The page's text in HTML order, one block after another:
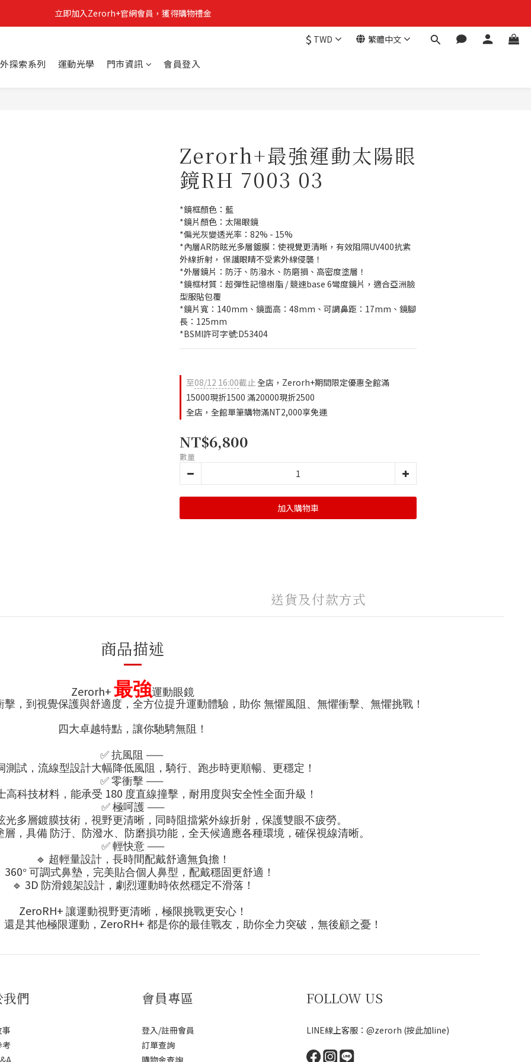
立即加入Zerorh+官網會員，獲得購物禮金
立即加入Zerorh+官網會員，獲得購物禮金
立即加入Zerorh+官網會員，獲得購物禮金
$ TWD 繁體中文
探索系列 運動光學 門市資訊 會員登入
Zerorh+最強運動太陽眼
鏡RH 7003 03
*鏡框顏色：藍
*鏡片顏色：太陽眼鏡
*偏光灰變透光率：82% - 15%
*內層AR防眩光多層鍍膜：使視覺更清晰，有效阻隔UV400抗紫
外線折射， 保護眼睛不受紫外線侵襲！
*外層鏡片：防汙、防潑水、防磨損、高密度塗層！
*鏡框材質：超彈性記憶樹脂 / 競速base 6彎度鏡片，適合亞洲臉
型服貼包覆
*鏡片寬：140mm、鏡面高：48mm、可調鼻距：17mm、鏡腳
長：125mm
*BSMI許可字號:D53404
至08/12 16:00截止全店，Zerorh+期間限定優惠全館滿
15000現折1500 滿20000現折2500
全店，全館單筆購物滿NT2,000享免運
NT$6,800
數量
加入購物車
送貨及付款方式
商品描述
Zerorh+最強運動眼鏡
，到視覺保護與舒適度，全方位提升運動體驗，助你 無懼風阻、無懼衝擊、無懼挑戰！
四大卓越特點，讓你馳騁無阻！
✅ 抗風阻 ——
測試，流線型設計大幅降低風阻，騎行、跑步時更順暢、更穩定！
✅ 零衝擊 ——
高科技材料，能承受 180 度直線撞擊，耐用度與安全性全面升級！
✅ 極呵護 ——
光多層鍍膜技術，視野更清晰，同時阻擋紫外線折射，保護雙眼不疲勞。
層，具備 防汙、防潑水、防磨損功能，全天候適應各種環境，確保視線清晰。
✅ 輕快意——
🔹 超輕量設計，長時間配戴舒適無負擔！
360° 可調式鼻墊，完美貼合個人鼻型，配戴穩固更舒適！
🔹 3D 防滑鏡架設計，劇烈運動時依然穩定不滑落！
ZeroRH+ 讓運動視野更清晰，極限挑戰更安心！
是其他極限運動， ZeroRH+ 都是你的最佳戰友，助你全力突破，無後顧之憂！
們
考
會員專區
登入/註冊會員
訂單查詢
購物金查詢
FOLLOW US
LINE線上客服：@zerorh (按此加line)